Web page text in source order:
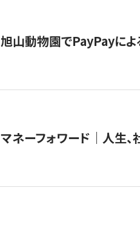
旭山動物園でPayPayによ
マネーフォワード｜人生